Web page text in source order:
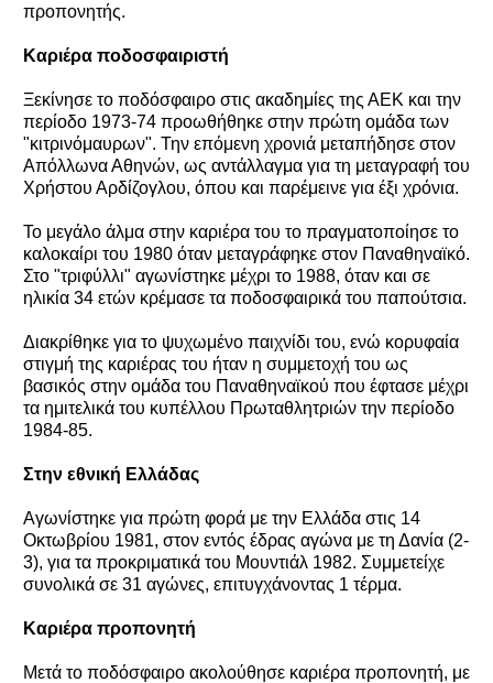
προπονητής.
Καριέρα ποδοσφαιριστή
Ξεκίνησε το ποδόσφαιρο στις ακαδημίες της ΑΕΚ και την
περίοδο 1973-74 προωθήθηκε στην πρώτη ομάδα των
"κιτρινόμαυρων". Την επόμενη χρονιά μεταπήδησε στον
Απόλλωνα Αθηνών, ως αντάλλαγμα για τη μεταγραφή του
Χρήστου Αρδίζογλου, όπου και παρέμεινε για έξι χρόνια.
Το μεγάλο άλμα στην καριέρα του το πραγματοποίησε το
καλοκαίρι του 1980 όταν μεταγράφηκε στον Παναθηναϊκό.
Στο "τριφύλλι" αγωνίστηκε μέχρι το 1988, όταν και σε
ηλικία 34 ετών κρέμασε τα ποδοσφαιρικά του παπούτσια.
Διακρίθηκε για το ψυχωμένο παιχνίδι του, ενώ κορυφαία
στιγμή της καριέρας του ήταν η συμμετοχή του ως
βασικός στην ομάδα του Παναθηναϊκού που έφτασε μέχρι
τα ημιτελικά του κυπέλλου Πρωταθλητριών την περίοδο
1984-85.
Στην εθνική Ελλάδας
Αγωνίστηκε για πρώτη φορά με την Ελλάδα στις 14
Οκτωβρίου 1981, στον εντός έδρας αγώνα με τη Δανία (2-
3), για τα προκριματικά του Μουντιάλ 1982. Συμμετείχε
συνολικά σε 31 αγώνες, επιτυγχάνοντας 1 τέρμα.
Καριέρα προπονητή
Μετά το ποδόσφαιρο ακολούθησε καριέρα προπονητή, με